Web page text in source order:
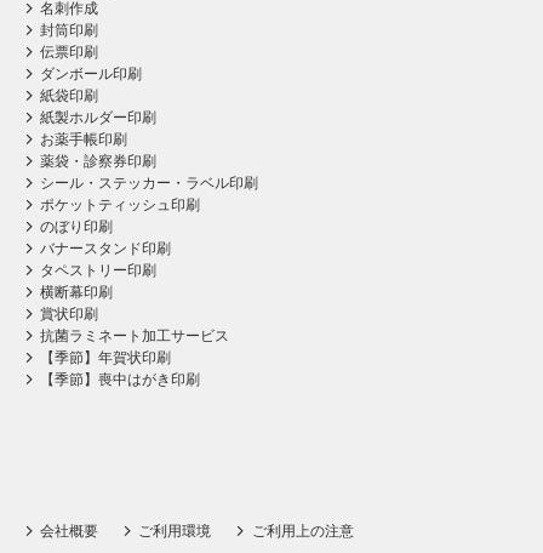
名刺作成
封筒印刷
伝票印刷
ダンボール印刷
紙袋印刷
紙製ホルダー印刷
お薬手帳印刷
薬袋・診察券印刷
シール・ステッカー・ラベル印刷
ポケットティッシュ印刷
のぼり印刷
バナースタンド印刷
タペストリー印刷
横断幕印刷
賞状印刷
抗菌ラミネート加工サービス
【季節】年賀状印刷
【季節】喪中はがき印刷
会社概要 ご利用環境 ご利用上の注意